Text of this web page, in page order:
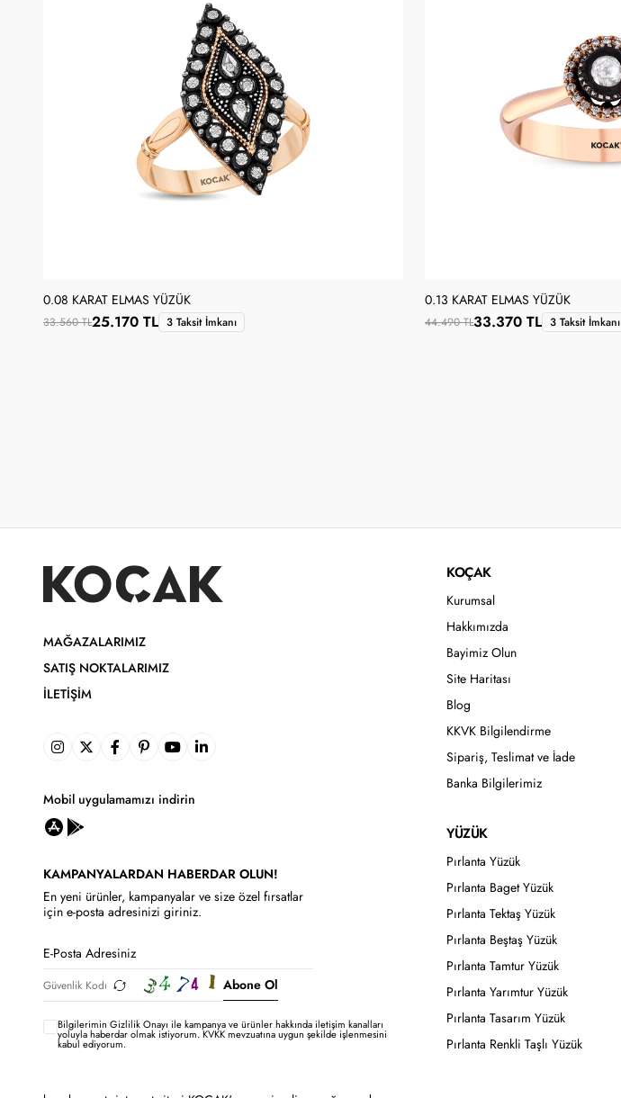
0.08 KARAT ELMAS YÜZÜK
33.560 TL25.170 TL 3 Taksit İmkanı
0.13 KARAT ELMAS YÜZÜK
44.490 TL33.370 TL 3 Taksit İmkanı
MAĞAZALARIMIZ
SATIŞ NOKTALARIMIZ
İLETIŞIM
Mobil uygulamamızı indirin
KAMPANYALARDAN HABERDAR OLUN!
En yeni ürünler, kampanyalar ve size özel fırsatlar
için e-posta adresinizi giriniz.
Abone Ol
Bilgilerimin Gizlilik Onayı ile kampanya ve ürünler hakkında iletişim kanalları
yoluyla haberdar olmak istiyorum.KVKK mevzuatına uygun şekilde işlenmesini
kabul ediyorum.
KOÇAK
Kurumsal
Hakkımızda
Bayimiz Olun
Site Haritası
Blog
KKVK Bilgilendirme
Sipariş, Teslimat ve İade
Banka Bilgilerimiz
YÜZÜK
Pırlanta Yüzük
Pırlanta Baget Yüzük
Pırlanta Tektaş Yüzük
Pırlanta Beştaş Yüzük
Pırlanta Tamtur Yüzük
Pırlanta Yarımtur Yüzük
Pırlanta Tasarım Yüzük
Pırlanta Renkli Taşlı Yüzük